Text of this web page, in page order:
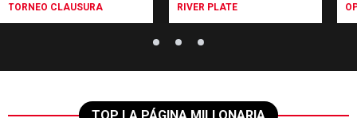
Libertadores 2027
TORNEO CLAUSURA RIVER PLATE